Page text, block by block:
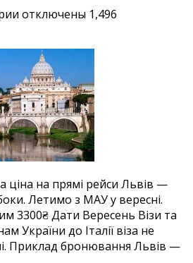
к
рейси
в
Рим
зі
Львова
3300₴
у
Дешеві
квитки
в
Італію
отключены 1,496
ціна на прямі рейси Львів —
Летимо з МАУ у вересні.
3300₴ Дати Вересень Візи та
України до Італії віза не
Приклад бронювання Львів —